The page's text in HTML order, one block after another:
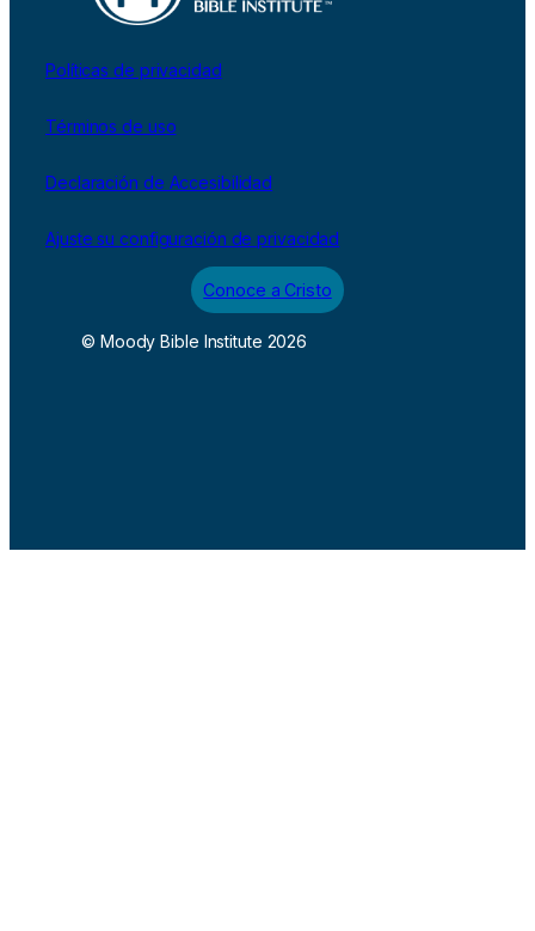
Políticas de privacidad
Términos de uso
Declaración de Accesibilidad
Ajuste su configuración de privacidad
Conoce a Cristo
© Moody Bible Institute 2026